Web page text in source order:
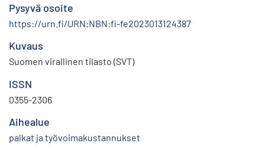
Pysyvä osoite
https://urn.fi/URN:NBN:fi-fe2023013124387
Kuvaus
Suomen virallinen tilasto (SVT)
ISSN
0355-2306
Aihealue
palkat ja työvoimakustannukset